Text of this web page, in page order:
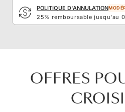
POLITIQUE D'ANNULATION
25% remboursable jusqu'au
OFFRES